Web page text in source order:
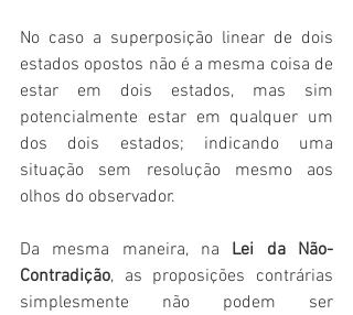
No caso a superposição linear de dois
estados opostos não é a mesma coisa de
estar em dois estados, mas sim
potencialmente estar em qualquer um
dos dois estados; indicando uma
situação sem resolução mesmo aos
olhos do observador.
Da mesma maneira, na Lei da Não-
Contradição, as proposições contrárias
simplesmente não podem ser